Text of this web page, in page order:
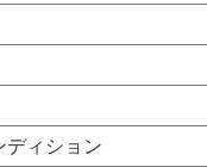
ディション